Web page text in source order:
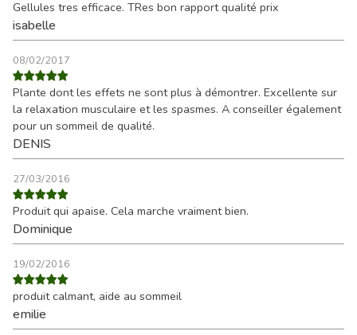
Gellules tres efficace. TRes bon rapport qualité prix
isabelle
08/02/2017
Plante dont les effets ne sont plus à démontrer. Excellente sur
la relaxation musculaire et les spasmes. A conseiller également
pour un sommeil de qualité.
DENIS
27/03/2016
Produit qui apaise. Cela marche vraiment bien.
Dominique
19/02/2016
produit calmant, aide au sommeil
emilie